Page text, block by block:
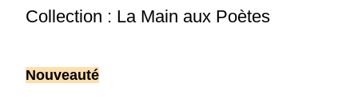
Nima Youshij, Ahmad Shamlou, Mehdi Akhavan
Sales, Forough Farrokzad, Sohrab Sepehri,
Prix : 19.00 €
Collection : La Main aux Poètes
Nouveauté